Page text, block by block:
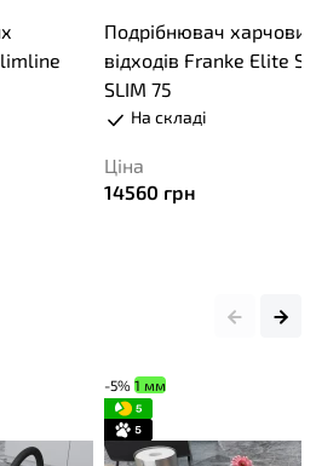
Подрібнювач харчових
відходів Franke Elite
SLIM 75
На складі
Ціна
14560 грн
-5% 1 мм